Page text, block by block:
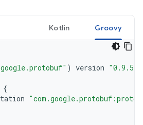
Groovy
Kotlin
) version "0.9.5"
{